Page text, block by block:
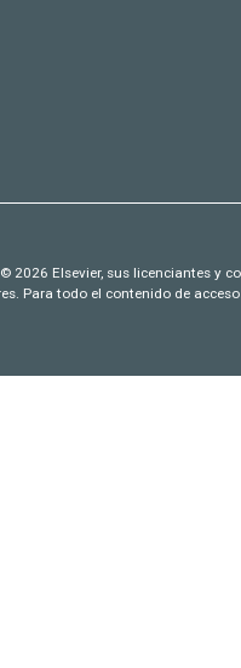
2026 Elsevier, sus licenciantes y
Para todo el contenido de